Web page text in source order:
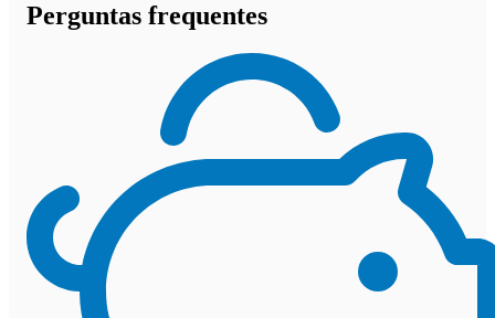
Perguntas frequentes